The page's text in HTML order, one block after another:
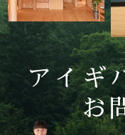
アイギ
お